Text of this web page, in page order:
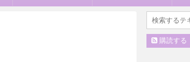
購読する